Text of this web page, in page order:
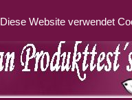
Diese Website verwendet